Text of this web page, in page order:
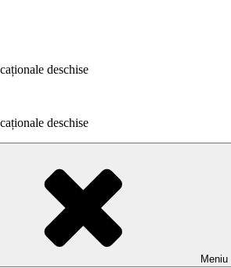
deschise
deschise
Meniu